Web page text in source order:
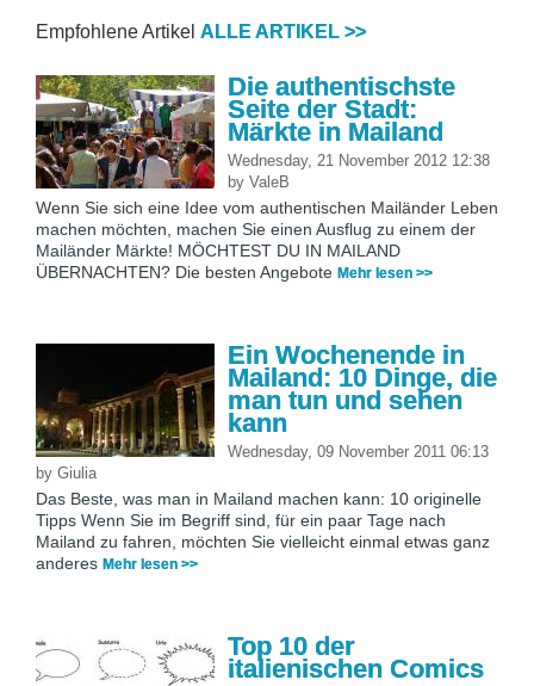
Empfohlene Artikel ALLE ARTIKEL >>
Die authentischste
Seite der Stadt:
Märkte in Mailand
Wednesday, 21 November 2012 12:38
by ValeB
Wenn Sie sich eine Idee vom authentischen Mailänder Leben
machen möchten, machen Sie einen Ausflug zu einem der
Mailänder Märkte! MÖCHTEST DU IN MAILAND
ÜBERNACHTEN? Die besten Angebote Mehr lesen >>
Ein Wochenende in
Mailand: 10 Dinge, die
man tun und sehen
kann
Wednesday, 09 November 2011 06:13
by Giulia
Das Beste, was man in Mailand machen kann: 10 originelle
Tipps Wenn Sie im Begriff sind, für ein paar Tage nach
Mailand zu fahren, möchten Sie vielleicht einmal etwas ganz
anderes Mehr lesen >>
Top 10 der
italienischen Comics